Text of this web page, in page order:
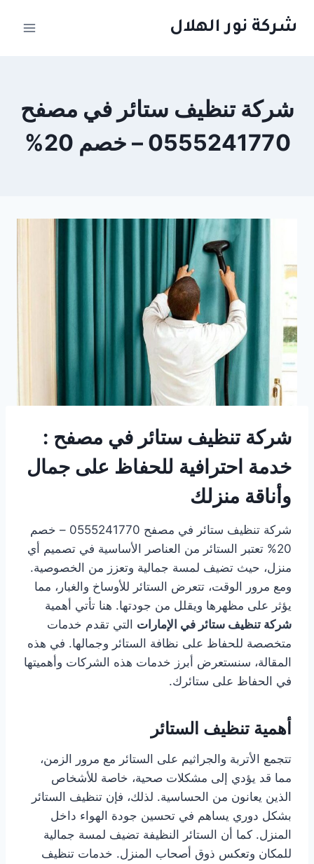
شركة نور الهلال
شركة تنظيف ستائر في مصفح
0555241770 – خصم 20%
شركة تنظيف ستائر في مصفح :
خدمة احترافية للحفاظ على جمال
وأناقة منزلك
شركة تنظيف ستائر في مصفح 0555241770 – خصم
20% تعتبر الستائر من العناصر الأساسية في تصميم أي
منزل، حيث تضيف لمسة جمالية وتعزز من الخصوصية.
ومع مرور الوقت، تتعرض الستائر للأوساخ والغبار، مما
يؤثر على مظهرها ويقلل من جودتها. هنا تأتي أهمية
شركة تنظيف ستائر في الإمارات التي تقدم خدمات
متخصصة للحفاظ على نظافة الستائر وجمالها. في هذه
المقالة، سنستعرض أبرز خدمات هذه الشركات وأهميتها
في الحفاظ على ستائرك.
أهمية تنظيف الستائر
تتجمع الأتربة والجراثيم على الستائر مع مرور الزمن،
مما قد يؤدي إلى مشكلات صحية، خاصة للأشخاص
الذين يعانون من الحساسية. لذلك، فإن تنظيف الستائر
بشكل دوري يساهم في تحسين جودة الهواء داخل
المنزل. كما أن الستائر النظيفة تضيف لمسة جمالية
للمكان وتعكس ذوق أصحاب المنزل. خدمات تنظيف